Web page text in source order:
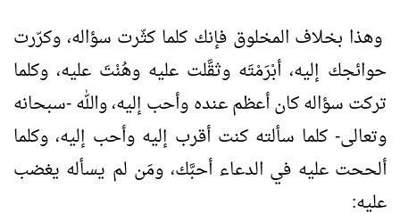
وهذا بخلاف المخلوق فإنك كلما كثّرت سؤاله، وكرّرت
حوائجك إليه، أبْرَمْتَه وثقَّلت عليه وهُنْتَ عليه، وكلما
تركت سؤاله كان أعظم عنده وأحب إليه، والله -سبحانه
وتعالى- كلما سألته كنت أقرب إليه وأحب إليه، وكلما
ألححت عليه في الدعاء أحبَّك، ومَن لم يسأله يغضب
عليه: